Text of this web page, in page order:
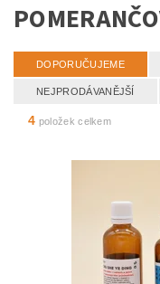
DOPORUČUJEME
NEJPRODÁVANĚJŠÍ
4 položek celkem